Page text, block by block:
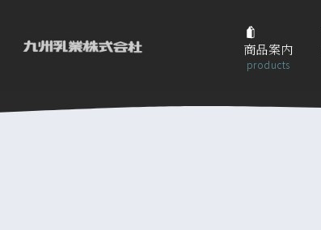
商品案内
products